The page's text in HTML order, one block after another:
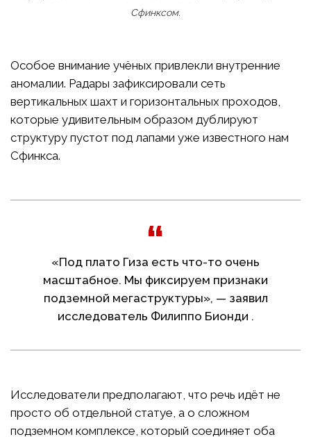
Сфинксом.
Особое внимание учёных привлекли внутренние
аномалии. Радары зафиксировали сеть
вертикальных шахт и горизонтальных проходов,
которые удивительным образом дублируют
структуру пустот под лапами уже известного нам
Сфинкса.
«Под плато Гиза есть что-то очень
масштабное. Мы фиксируем признаки
подземной мегаструктуры», — заявил
исследователь Филиппо Бионди .
Исследователи предполагают, что речь идёт не
просто об отдельной статуе, а о сложном
подземном комплексе, который соединяет оба